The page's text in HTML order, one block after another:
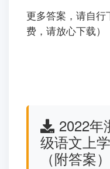
更多答案，请自
费，请放心下载）
2022年
级语文上
（附答案